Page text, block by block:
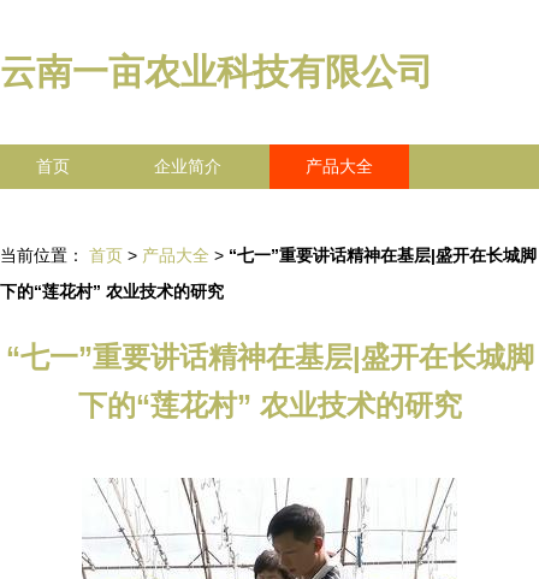
云南一亩农业科技有限公司
首页 企业简介 产品大全
当前位置： 首页 > 产品大全 > “七一”重要讲话精神在基层|盛开在长城脚
下的“莲花村” 农业技术的研究
“七一”重要讲话精神在基层|盛开在长城脚
下的“莲花村” 农业技术的研究